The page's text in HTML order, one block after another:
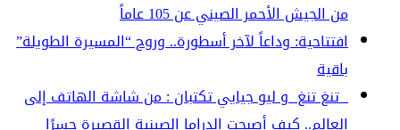
من الجيش الأحمر الصيني عن 105 عاماً
افتتاحية: وداعاً لآخر أسطورة.. وروح “المسيرة الطويلة”
باقية
تنغ تنغ و ليو جيايي تكتبان : من شاشة الهاتف إلى
العالم.. كيف أصبحت الدراما الصينية القصيرة جسرًا